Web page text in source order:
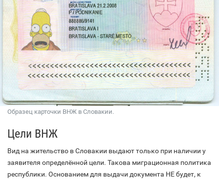
Образец карточки ВНЖ в Словакии.
Цели ВНЖ
Вид на жительство в Словакии выдают только при наличии у
заявителя определённой цели. Такова миграционная политика
республики. Основанием для выдачи документа НЕ будет, к